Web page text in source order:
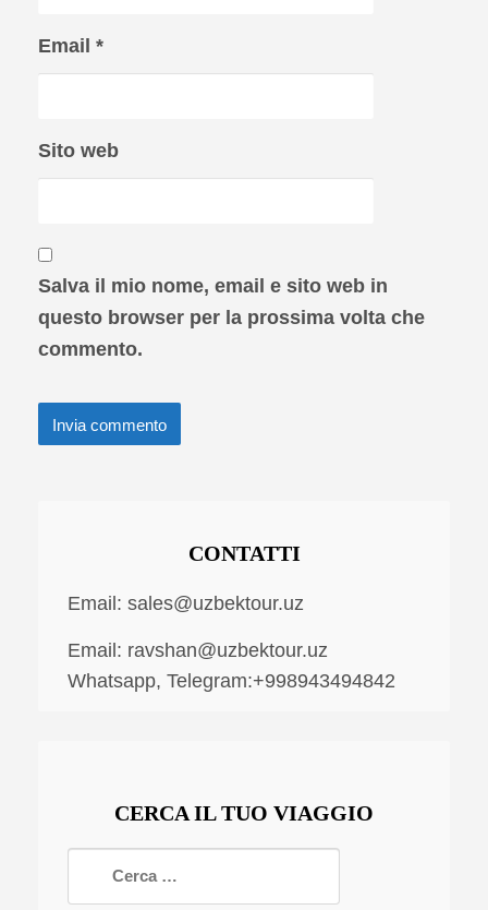
Email *
Sito web
Salva il mio nome, email e sito web in
questo browser per la prossima volta che
commento.
CONTATTI
Email: sales@uzbektour.uz
Email: ravshan@uzbektour.uz
Whatsapp, Telegram:+998943494842
CERCA IL TUO VIAGGIO